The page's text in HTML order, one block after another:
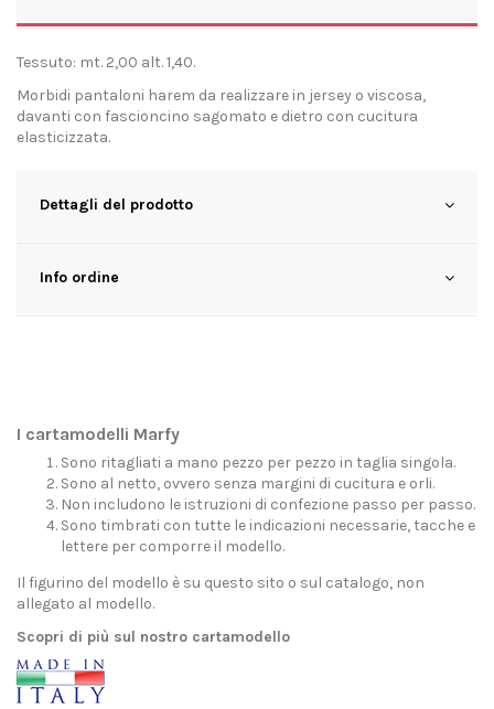
Tessuto: mt. 2,00 alt. 1,40.
Morbidi pantaloni harem da realizzare in jersey o viscosa,
davanti con fascioncino sagomato e dietro con cucitura
elasticizzata.
Dettagli del prodotto
Info ordine
I cartamodelli Marfy
Sono ritagliati a mano pezzo per pezzo in taglia singola.
Sono al netto, ovvero senza margini di cucitura e orli.
Non includono le istruzioni di confezione passo per passo.
Sono timbrati con tutte le indicazioni necessarie, tacche e
lettere per comporre il modello.
Il figurino del modello è su questo sito o sul catalogo, non
allegato al modello.
Scopri di più sul nostro cartamodello